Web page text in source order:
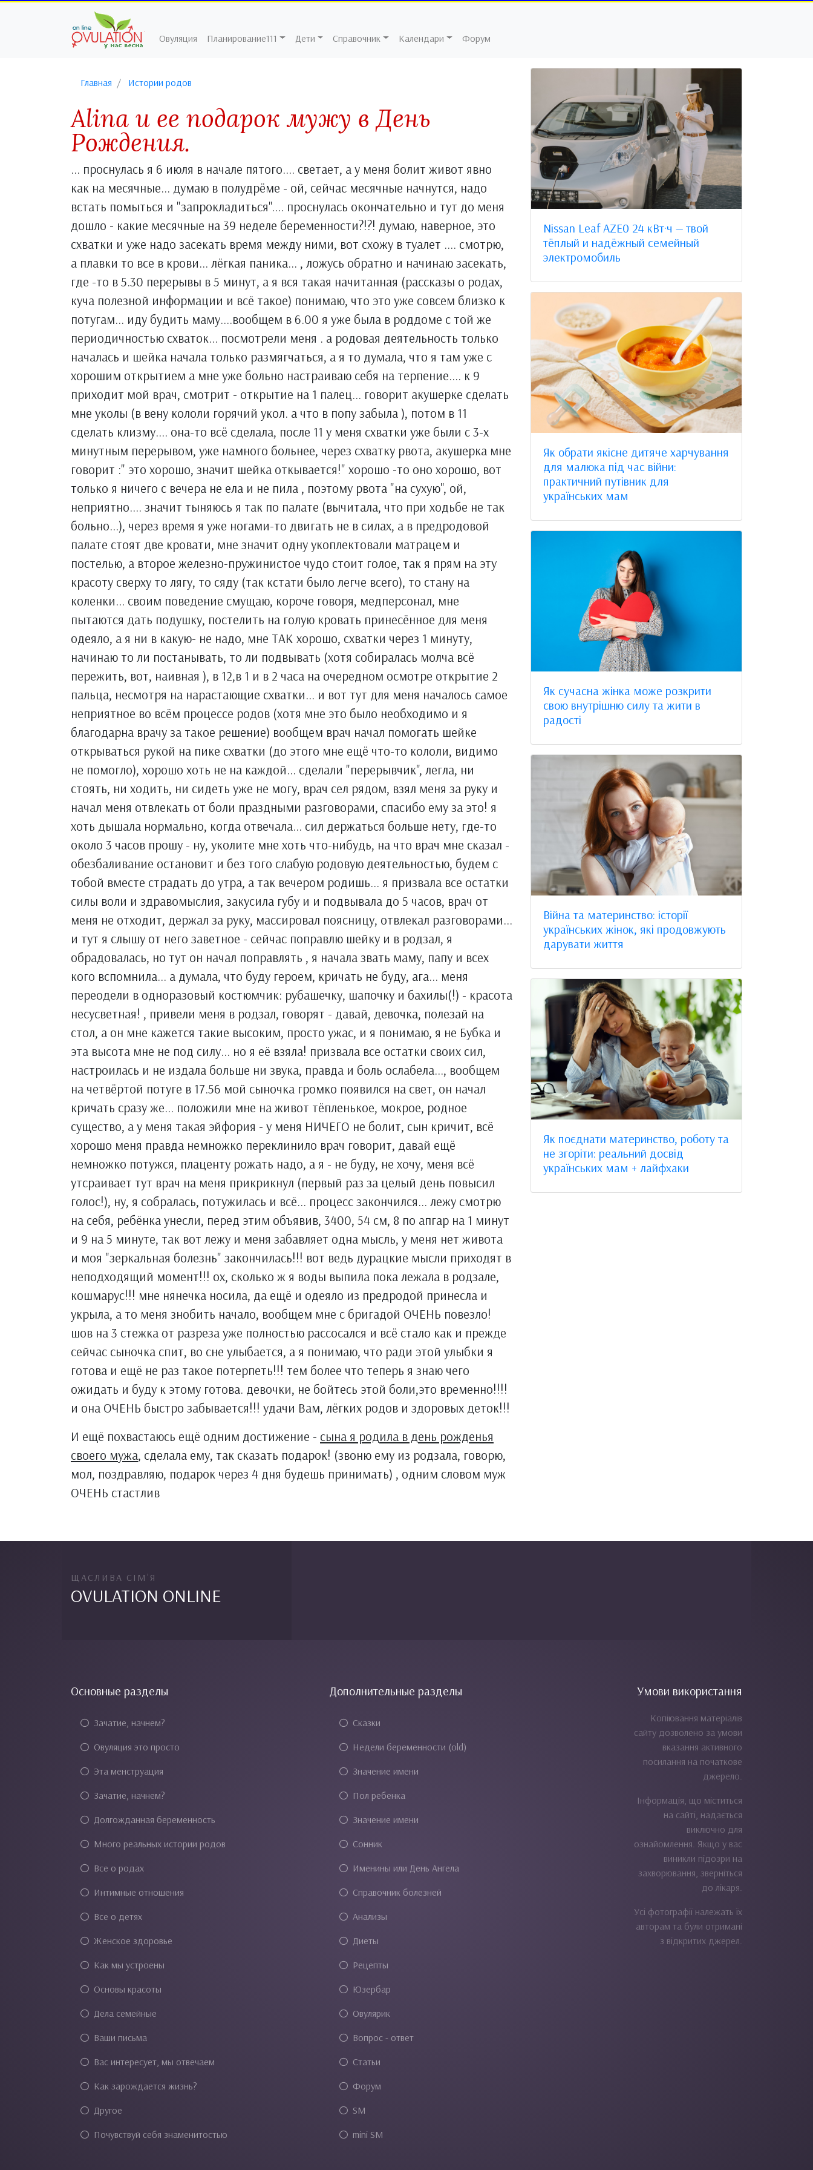
Овуляция Планирование111 Дети Справочник Календари Форум
Главная Истории родов
Alina и ее подарок мужу в День
Рождения.
... проснулась я 6 июля в начале пятого.... светает, а у меня болит живот явно
как на месячные... думаю в полудрёме - ой, сейчас месячные начнутся, надо
встать помыться и "запрокладиться".... проснулась окончательно и тут до меня
дошло - какие месячные на 39 неделе беременности?!?! думаю, наверное, это
схватки и уже надо засекать время между ними, вот схожу в туалет .... смотрю,
а плавки то все в крови... лёгкая паника... , ложусь обратно и начинаю засекать,
где -то в 5.30 перерывы в 5 минут, а я вся такая начитанная (рассказы о родах,
куча полезной информации и всё такое) понимаю, что это уже совсем близко к
потугам... иду будить маму....вообщем в 6.00 я уже была в роддоме с той же
периодичностью схваток... посмотрели меня . а родовая деятельность только
началась и шейка начала только размягчаться, а я то думала, что я там уже с
хорошим открытием а мне уже больно настраиваю себя на терпение.... к 9
приходит мой врач, смотрит - открытие на 1 палец... говорит акушерке сделать
мне уколы (в вену кололи горячий укол. а что в попу забыла ), потом в 11
сделать клизму.... она-то всё сделала, после 11 у меня схватки уже были с 3-х
минутным перерывом, уже намного больнее, через схватку рвота, акушерка мне
говорит :" это хорошо, значит шейка откывается!" хорошо -то оно хорошо, вот
только я ничего с вечера не ела и не пила , поэтому рвота "на сухую", ой,
неприятно.... значит тыняюсь я так по палате (вычитала, что при ходьбе не так
больно...), через время я уже ногами-то двигать не в силах, а в предродовой
палате стоят две кровати, мне значит одну укоплектовали матрацем и
постелью, а второе железно-пружинистое чудо стоит голое, так я прям на эту
красоту сверху то лягу, то сяду (так кстати было легче всего), то стану на
коленки... своим поведение смущаю, короче говоря, медперсонал, мне
пытаются дать подушку, постелить на голую кровать принесённое для меня
одеяло, а я ни в какую- не надо, мне ТАК хорошо, схватки через 1 минуту,
начинаю то ли постанывать, то ли подвывать (хотя собиралась молча всё
пережить, вот, наивная ), в 12,в 1 и в 2 часа на очередном осмотре открытие 2
пальца, несмотря на нарастающие схватки... и вот тут для меня началось самое
неприятное во всём процессе родов (хотя мне это было необходимо и я
благодарна врачу за такое решение) вообщем врач начал помогать шейке
открываться рукой на пике схватки (до этого мне ещё что-то кололи, видимо
не помогло), хорошо хоть не на каждой... сделали "перерывчик", легла, ни
стоять, ни ходить, ни сидеть уже не могу, врач сел рядом, взял меня за руку и
начал меня отвлекать от боли праздными разговорами, спасибо ему за это! я
хоть дышала нормально, когда отвечала... сил держаться больше нету, где-то
около 3 часов прошу - ну, уколите мне хоть что-нибудь, на что врач мне сказал -
обезбаливание остановит и без того слабую родовую деятельностью, будем с
тобой вместе страдать до утра, а так вечером родишь... я призвала все остатки
силы воли и здравомыслия, закусила губу и и подвывала до 5 часов, врач от
меня не отходит, держал за руку, массировал поясницу, отвлекал разговорами...
и тут я слышу от него заветное - сейчас поправлю шейку и в родзал, я
обрадовалась, но тут он начал поправлять , я начала звать маму, папу и всех
кого вспомнила... а думала, что буду героем, кричать не буду, ага... меня
переодели в одноразовый костюмчик: рубашечку, шапочку и бахилы(!) - красота
несусветная! , привели меня в родзал, говорят - давай, девочка, полезай на
стол, а он мне кажется такие высоким, просто ужас, и я понимаю, я не Бубка и
эта высота мне не под силу... но я её взяла! призвала все остатки своих сил,
настроилась и не издала больше ни звука, правда и боль ослабела..., вообщем
на четвёртой потуге в 17.56 мой сыночка громко появился на свет, он начал
кричать сразу же... положили мне на живот тёпленькое, мокрое, родное
существо, а у меня такая эйфория - у меня НИЧЕГО не болит, сын кричит, всё
хорошо меня правда немножко переклинило врач говорит, давай ещё
немножко потужся, плаценту рожать надо, а я - не буду, не хочу, меня всё
утсраивает тут врач на меня прикрикнул (первый раз за целый день повысил
голос!), ну, я собралась, потужилась и всё... процесс закончился... лежу смотрю
на себя, ребёнка унесли, перед этим объявив, 3400, 54 см, 8 по апгар на 1 минут
и 9 на 5 минуте, так вот лежу и меня забавляет одна мысль, у меня нет живота
и моя "зеркальная болезнь" закончилась!!! вот ведь дурацкие мысли приходят в
неподходящий момент!!! ох, сколько ж я воды выпила пока лежала в родзале,
кошмарус!!! мне нянечка носила, да ещё и одеяло из предродой принесла и
укрыла, а то меня знобить начало, вообщем мне с бригадой ОЧЕНЬ повезло!
шов на 3 стежка от разреза уже полностью рассосался и всё стало как и прежде
сейчас сыночка спит, во сне улыбается, а я понимаю, что ради этой улыбки я
готова и ещё не раз такое потерпеть!!! тем более что теперь я знаю чего
ожидать и буду к этому готова. девочки, не бойтесь этой боли,это временно!!!!
и она ОЧЕНЬ быстро забывается!!! удачи Вам, лёгких родов и здоровых деток!!!
И ещё похвастаюсь ещё одним достижение - сына я родила в день рожденья
своего мужа, сделала ему, так сказать подарок! (звоню ему из родзала, говорю,
мол, поздравляю, подарок через 4 дня будешь принимать) , одним словом муж
ОЧЕНЬ стастлив
Nissan Leaf AZE0 24 кВт·ч — твой
тёплый и надёжный семейный
электромобиль
Як обрати якісне дитяче харчування
для малюка під час війни:
практичний путівник для
українських мам
Як сучасна жінка може розкрити
свою внутрішню силу та жити в
радості
Війна та материнство: історії
українських жінок, які продовжують
дарувати життя
Як поєднати материнство, роботу та
не згоріти: реальний досвід
українських мам + лайфхаки
ЩАСЛИВА СІМ'Я
OVULATION ONLINE
Умови використання
Копіювання матеріалів
сайту дозволено за умови
вказання активного
посилання на початкове
джерело.
Інформація, що міститься
на сайті, надається
виключно для
ознайомлення. Якщо у вас
виникли підозри на
захворювання, зверніться
до лікаря.
Усі фотографії належать їх
авторам та були отримані
з відкритих джерел.
Основные разделы
Зачатие, начнем?
Овуляция это просто
Эта менструация
Зачатие, начнем?
Долгожданная беременность
Много реальных истории родов
Все о родах
Интимные отношения
Все о детях
Женское здоровье
Как мы устроены
Основы красоты
Дела семейные
Ваши письма
Вас интересует, мы отвечаем
Как зарождается жизнь?
Другое
Почувствуй себя знаменитостью
Дополнительные разделы
Сказки
Недели беременности (old)
Значение имени
Пол ребенка
Значение имени
Сонник
Именины или День Ангела
Справочник болезней
Анализы
Диеты
Рецепты
Юзербар
Овулярик
Вопрос - ответ
Статьи
Форум
SM
mini SM